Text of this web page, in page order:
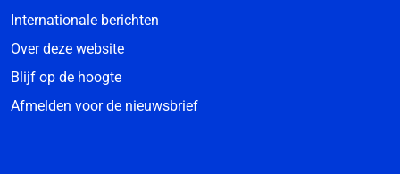
Internationale berichten
Over deze website
Blijf op de hoogte
Afmelden voor de nieuwsbrief